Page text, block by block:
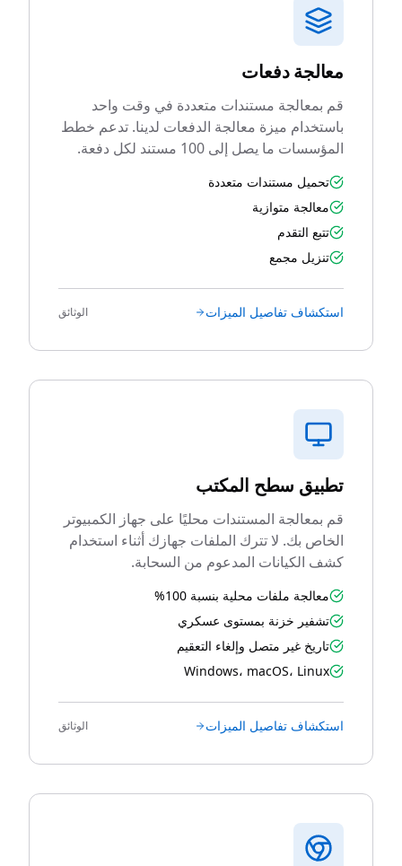
معالجة دفعات
قم بمعالجة مستندات متعددة في وقت واحد
باستخدام ميزة معالجة الدفعات لدينا. تدعم خطط
المؤسسات ما يصل إلى 100 مستند لكل دفعة.
تحميل مستندات متعددة
معالجة متوازية
تتبع التقدم
تنزيل مجمع
استكشاف تفاصيل الميزات الوثائق
تطبيق سطح المكتب
قم بمعالجة المستندات محليًا على جهاز الكمبيوتر
الخاص بك. لا تترك الملفات جهازك أثناء استخدام
كشف الكيانات المدعوم من السحابة.
معالجة ملفات محلية بنسبة 100%
تشفير خزنة بمستوى عسكري
تاريخ غير متصل وإلغاء التعقيم
Windows، macOS، Linux
استكشاف تفاصيل الميزات الوثائق